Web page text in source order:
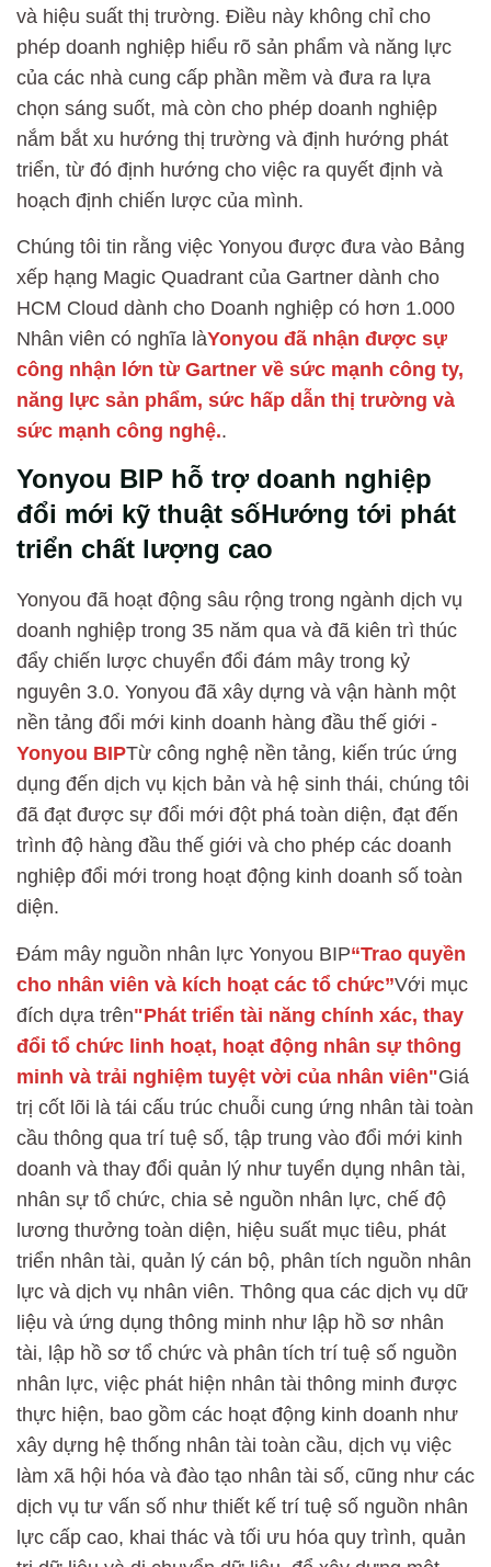
và hiệu suất thị trường. Điều này không chỉ cho
phép doanh nghiệp hiểu rõ sản phẩm và năng lực
của các nhà cung cấp phần mềm và đưa ra lựa
chọn sáng suốt, mà còn cho phép doanh nghiệp
nắm bắt xu hướng thị trường và định hướng phát
triển, từ đó định hướng cho việc ra quyết định và
hoạch định chiến lược của mình.
Chúng tôi tin rằng việc Yonyou được đưa vào Bảng
xếp hạng Magic Quadrant của Gartner dành cho
HCM Cloud dành cho Doanh nghiệp có hơn 1.000
Nhân viên có nghĩa làYonyou đã nhận được sự
công nhận lớn từ Gartner về sức mạnh công ty,
năng lực sản phẩm, sức hấp dẫn thị trường và
sức mạnh công nghệ..
Yonyou BIP hỗ trợ doanh nghiệp
đổi mới kỹ thuật sốHướng tới phát
triển chất lượng cao
Yonyou đã hoạt động sâu rộng trong ngành dịch vụ
doanh nghiệp trong 35 năm qua và đã kiên trì thúc
đẩy chiến lược chuyển đổi đám mây trong kỷ
nguyên 3.0. Yonyou đã xây dựng và vận hành một
nền tảng đổi mới kinh doanh hàng đầu thế giới -
Yonyou BIPTừ công nghệ nền tảng, kiến trúc ứng
dụng đến dịch vụ kịch bản và hệ sinh thái, chúng tôi
đã đạt được sự đổi mới đột phá toàn diện, đạt đến
trình độ hàng đầu thế giới và cho phép các doanh
nghiệp đổi mới trong hoạt động kinh doanh số toàn
diện.
Đám mây nguồn nhân lực Yonyou BIP“Trao quyền
cho nhân viên và kích hoạt các tổ chức”Với mục
đích dựa trên"Phát triển tài năng chính xác, thay
đổi tổ chức linh hoạt, hoạt động nhân sự thông
minh và trải nghiệm tuyệt vời của nhân viên"Giá
trị cốt lõi là tái cấu trúc chuỗi cung ứng nhân tài toàn
cầu thông qua trí tuệ số, tập trung vào đổi mới kinh
doanh và thay đổi quản lý như tuyển dụng nhân tài,
nhân sự tổ chức, chia sẻ nguồn nhân lực, chế độ
lương thưởng toàn diện, hiệu suất mục tiêu, phát
triển nhân tài, quản lý cán bộ, phân tích nguồn nhân
lực và dịch vụ nhân viên. Thông qua các dịch vụ dữ
liệu và ứng dụng thông minh như lập hồ sơ nhân
tài, lập hồ sơ tổ chức và phân tích trí tuệ số nguồn
nhân lực, việc phát hiện nhân tài thông minh được
thực hiện, bao gồm các hoạt động kinh doanh như
xây dựng hệ thống nhân tài toàn cầu, dịch vụ việc
làm xã hội hóa và đào tạo nhân tài số, cũng như các
dịch vụ tư vấn số như thiết kế trí tuệ số nguồn nhân
lực cấp cao, khai thác và tối ưu hóa quy trình, quản